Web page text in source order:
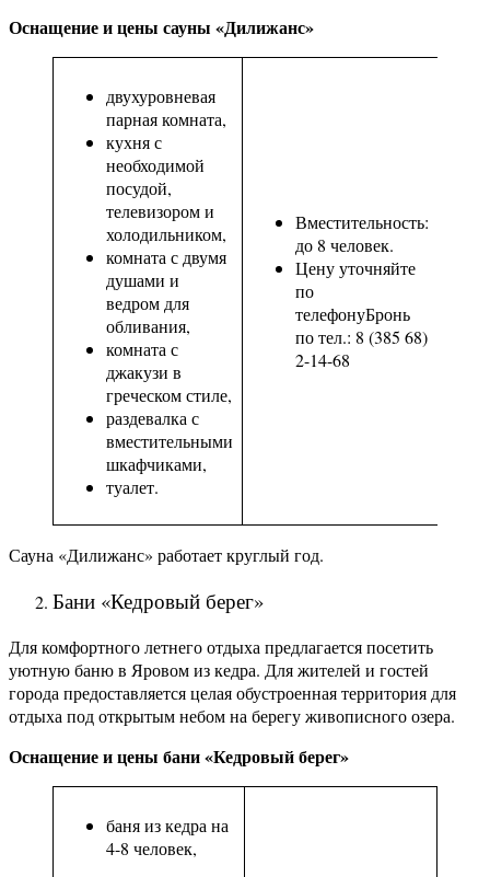
Оснащение и цены сауны «Дилижанс»
двухуровневая
парная комната,
кухня с
необходимой
посудой,
телевизором и
холодильником,
комната с двумя
душами и
ведром для
обливания,
комната с
джакузи в
греческом стиле,
раздевалка с
вместительными
шкафчиками,
туалет.
Вместительность:
до 8 человек.
Цену уточняйте
по
телефонуБронь
по тел.: 8 (385 68)
2-14-68
Сауна «Дилижанс» работает круглый год.
Бани «Кедровый берег»
Для комфортного летнего отдыха предлагается посетить
уютную баню в Яровом из кедра. Для жителей и гостей
города предоставляется целая обустроенная территория для
отдыха под открытым небом на берегу живописного озера.
Оснащение и цены бани «Кедровый берег»
баня из кедра на
4-8 человек,